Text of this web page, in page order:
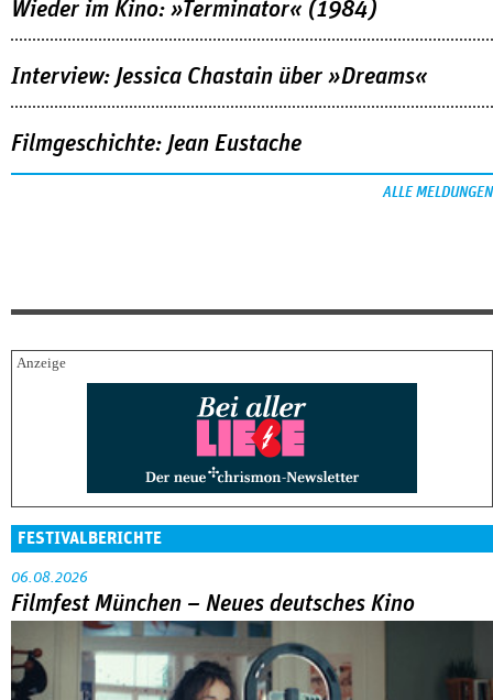
Wieder im Kino: »Terminator« (1984)
Interview: Jessica Chastain über »Dreams«
Filmgeschichte: Jean Eustache
ALLE MELDUNGEN
FESTIVALBERICHTE
06.08.2026
Filmfest München – Neues deutsches Kino